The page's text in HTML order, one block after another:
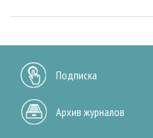
Подписка
Архив журналов